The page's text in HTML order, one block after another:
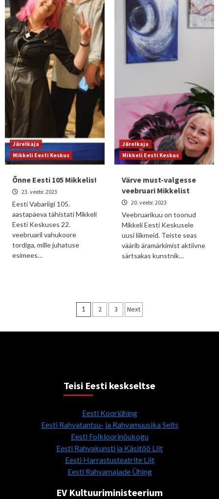
Järelkaja
Mikkeli Eesti Keskus
Õnne Eesti 105 Mikkelis!
23. veebr. 2023
Eesti Vabariigi 105.
aastapäeva tähistati Mikkeli
Eesti Keskuses 22.
veebruaril vahukoore
tordiga, mille juhatuse
esimees…
Järelkaja
Mikkeli Eesti Keskus
Värve must-valgesse
veebruari Mikkelist
20. veebr. 2023
Veebruarikuu on toonud
Mikkeli Eesti Keskusele
uusi liikmeid. Teiste seas
väärib äramärkimist aktiivne
särtsakas kunstnik…
Posts
1 2 3 Next
Teisi Eesti keskseltse
Eesti Kooriühing
Eesti Rahvatantsu- ja Rahvamuusika Selts
Eesti Folkloorinõukogu
Eesti Rahvakunsti ja Käsitöö Liit
Eesti Harrastusteatrite Liit
Eesti Rahvamajade Ühing
EV Kultuuriministeerium